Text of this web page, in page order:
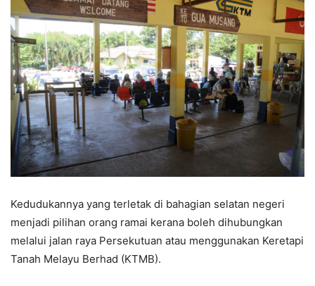
Kedudukannya yang terletak di bahagian selatan ne­geri
menjadi pilihan orang ramai kerana boleh dihubungkan
melalui jalan raya Persekutuan atau menggunakan Keretapi
Ta­nah Melayu Berhad (KTMB).